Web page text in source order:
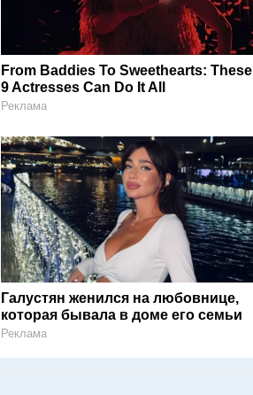
From Baddies To Sweethearts: These
9 Actresses Can Do It All
Реклама
Галустян женился на любовнице,
которая бывала в доме его семьи
Реклама